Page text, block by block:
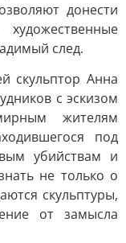
донести
след.
скульптор Анна
с эскизом
жителям
под
убийствам и
не только о
скульптуры,
от замысла